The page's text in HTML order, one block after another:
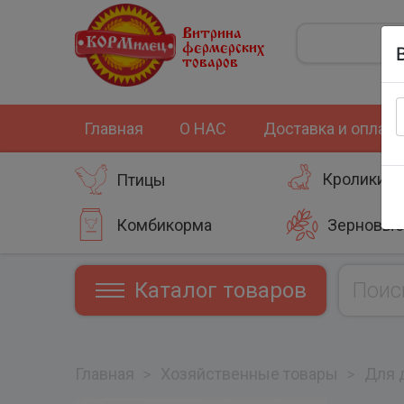
Витрина
фермерских
товаров
Главная О НАС Доставка и оплата
Птицы Кролики
Комбикорма Зерновые
Каталог товаров